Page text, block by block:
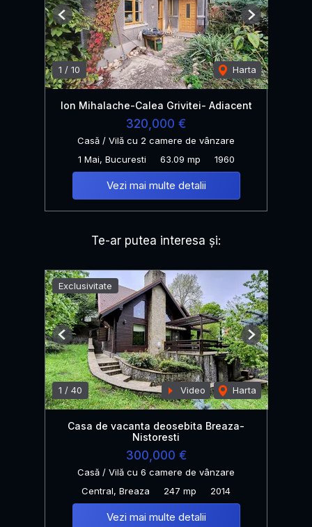
1 / 10 Harta
Previous Next
Ion Mihalache-Calea Grivitei- Adiacent
320,000 €
Casă / Vilă cu 2 camere de vânzare
1 Mai, Bucuresti
63.09 mp 1960
Vezi mai multe detalii
Te-ar putea interesa și:
Exclusivitate
1 / 40 Video Harta
Previous Next
Casa de vacanta deosebita Breaza-
Nistoresti
300,000 €
Casă / Vilă cu 6 camere de vânzare
Central, Breaza
247 mp 2014
Vezi mai multe detalii